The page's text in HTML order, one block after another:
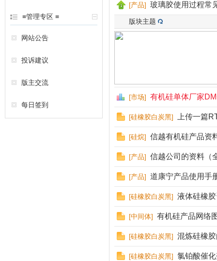
≡管理专区 ≡
网站公告
投诉建议
版主交流
每日签到
[产品] 玻璃胶使用过程常
版块主题
[市场] 有机硅单体厂家
[硅橡胶白炭黑] 上传一篇
[硅烷] 信越有机硅产品资
[产品] 信越公司的资料（
[产品] 道康宁产品使用手
[硅橡胶白炭黑] 液体硅橡
[中间体] 有机硅产品网络
[硅橡胶白炭黑] 混炼硅橡
[硅橡胶白炭黑] 氯铂酸催